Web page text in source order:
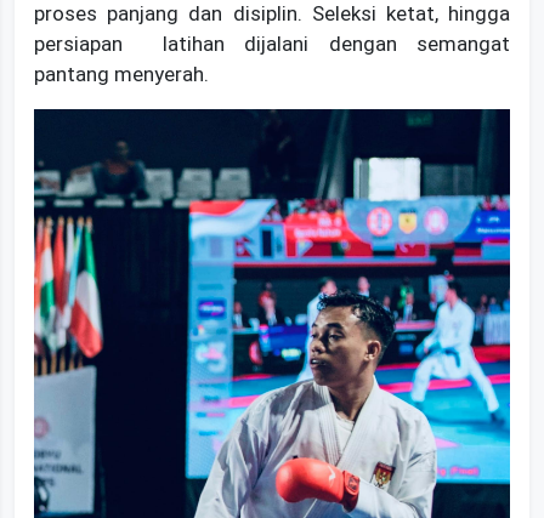
proses panjang dan disiplin. Seleksi ketat, hingga
persiapan latihan dijalani dengan semangat
pantang menyerah.